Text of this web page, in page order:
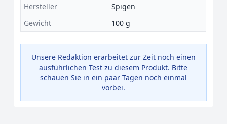
Hersteller
Spigen
Gewicht
100 g
Unsere Redaktion erarbeitet zur Zeit noch einen
ausführlichen Test zu diesem Produkt. Bitte
schauen Sie in ein paar Tagen noch einmal
vorbei.